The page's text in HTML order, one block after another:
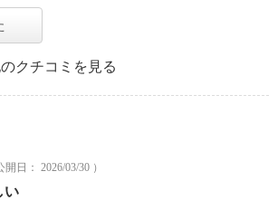
クチコミを見る
開日： 2026/03/30 ）
い